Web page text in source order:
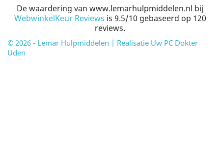
De waardering van www.lemarhulpmiddelen.nl bij
WebwinkelKeur Reviews is 9.5/10 gebaseerd op 120
reviews.
© 2026 - Lemar Hulpmiddelen | Realisatie Uw PC Dokter
Uden